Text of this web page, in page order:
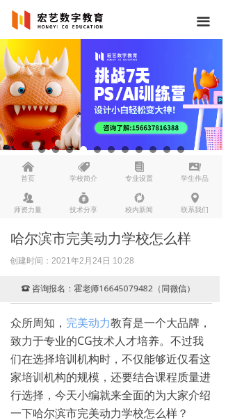
낀
首页
뀄
学校简介
뀴
专业设置
끡
学生作品
뀡
师资力量
낐
技术分享
넆
校内新闻
넹
联系我们
끀
哈尔滨市完美动力学校怎么样
创建时间： 2021年2月24日 10:28
众所周知， 完美动力教育是一个大品牌，
致力于专业的CG技术人才培养。不过我
们在选择培训机构时，不仅能够近仅看这
家培训机构的规模，还要结合课程质量进
行选择，今天小编就来全面的为大家介绍
一下哈尔滨市完美动力学校怎么样？
뀰 咨询报名：霍老师16645079482（同微信）